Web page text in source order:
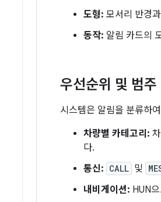
도형: 모서리 반경
동작: 알림 카드의
우선순위 및 범주
시스템은 알림을 분류하
차량별 카테고리:
다.
통신: CALL 및
내비게이션: HUN